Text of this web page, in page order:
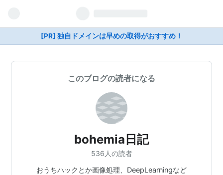
[PR] 独自ドメインは早めの取得がおすすめ！
このブログの読者になる
bohemia日記
536人の読者
おうちハックとか画像処理、DeepLearningなど